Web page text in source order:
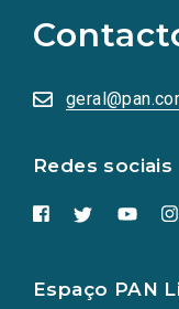
Redes sociais
redes
sociais
numa
nova
Espaço PAN